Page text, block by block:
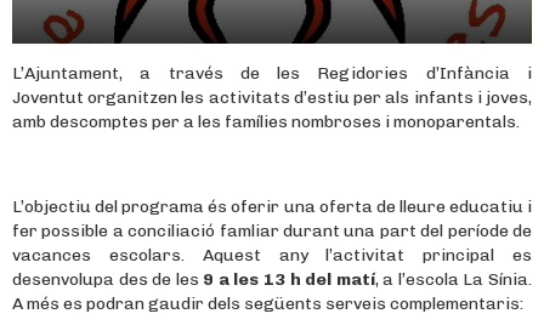
L’Ajuntament, a través de les Regidories d’Infància i
Joventut organitzen les activitats d’estiu per als infants i joves,
amb descomptes per a les famílies nombroses i monoparentals.
L’objectiu del programa és oferir una oferta de lleure educatiu i
fer possible a conciliació famliar durant una part del període de
vacances escolars. Aquest any l’activitat principal es
desenvolupa des de les 9 ales 13 h del matí, a l’escola La Sínia.
A més es podran gaudir dels següents serveis complementaris: